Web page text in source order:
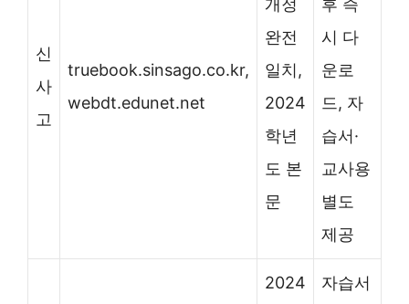
신
사
고
truebook.sinsago.co.kr,
webdt.edunet.net
완전
일치,
2024
학년
도 본
문
시 다
운로
드, 자
습서·
교사용
별도
제공
2024
자습서